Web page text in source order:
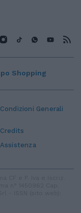
Condizioni Generali
Credits
Assistenza
Shopping